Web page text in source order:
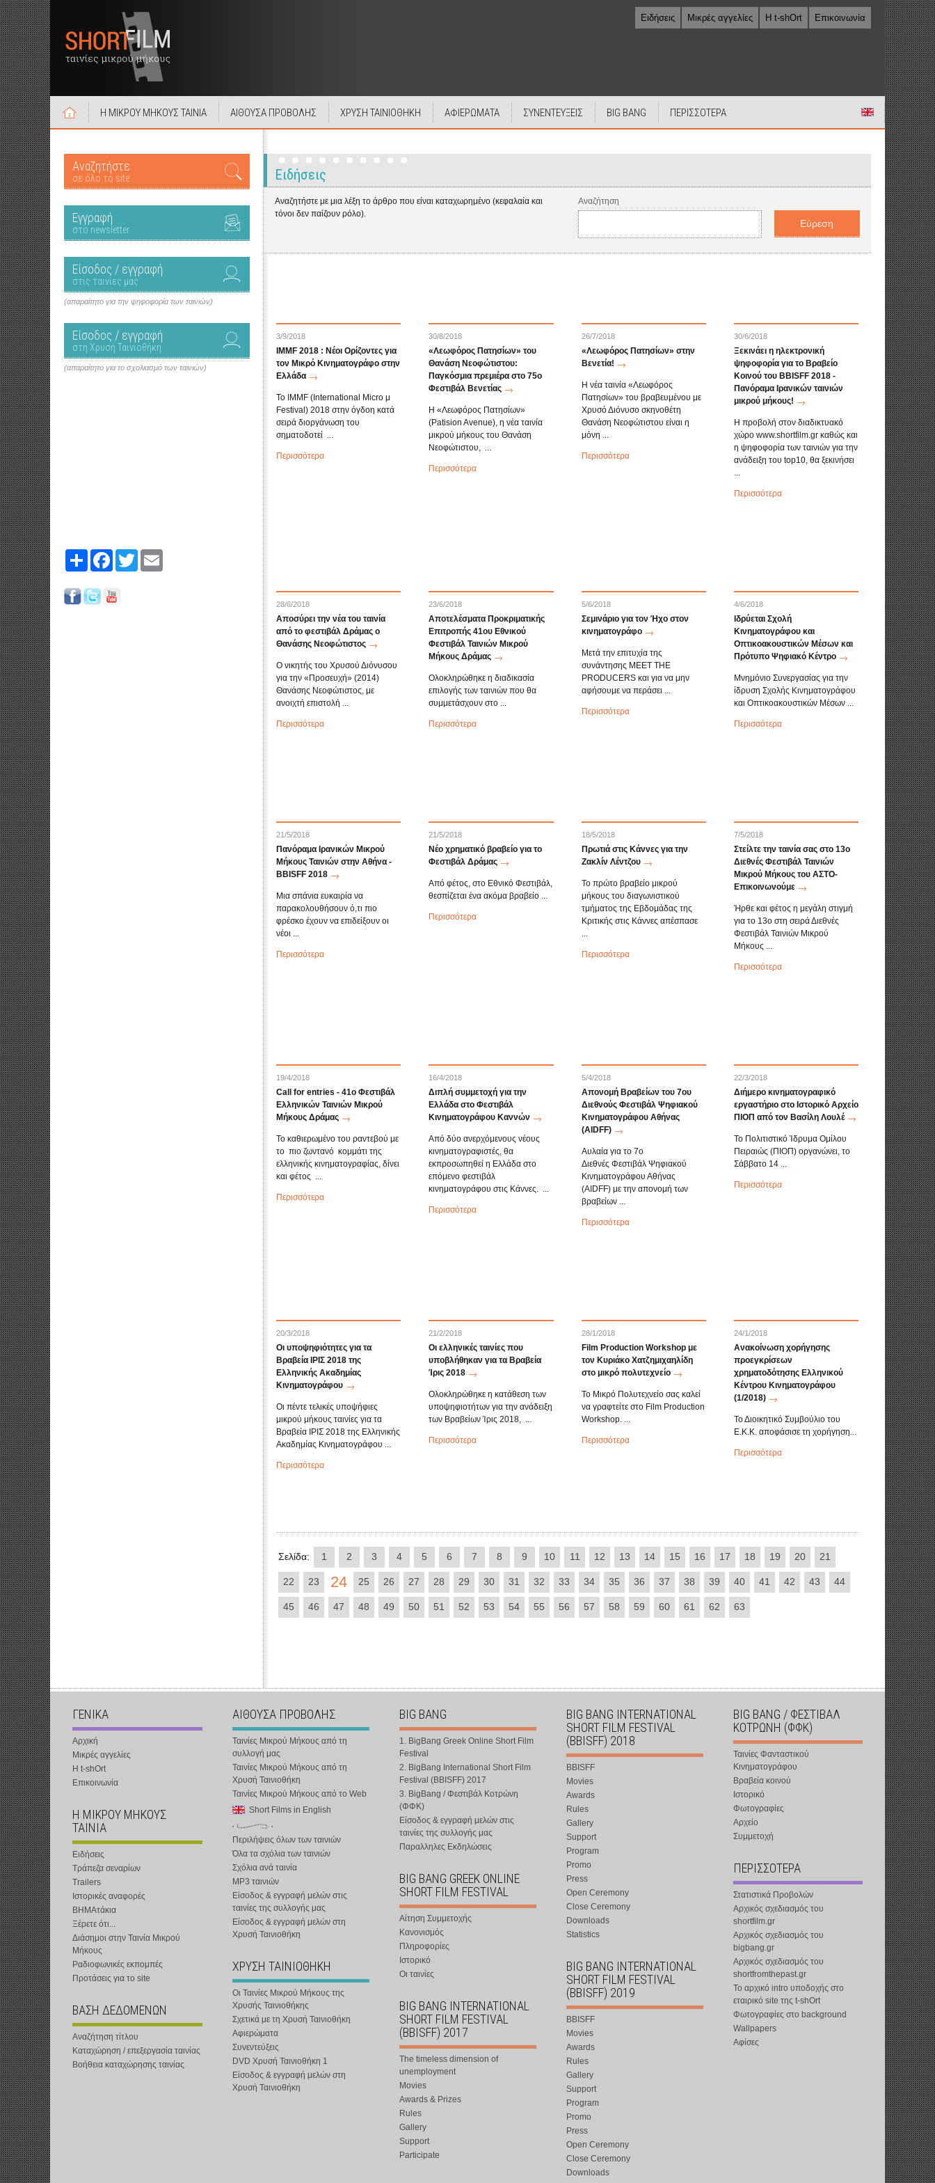
Ειδήσεις Μικρές αγγελίες Η t-shOrt Επικοινωνία
Η ΜΙΚΡΟΥ ΜΗΚΟΥΣ ΤΑΙΝΙΑ ΑΙΘΟΥΣΑ ΠΡΟΒΟΛΗΣ ΧΡΥΣΗ ΤΑΙΝΙΟΘΗΚΗ ΑΦΙΕΡΩΜΑΤΑ ΣΥΝΕΝΤΕΥΞΕΙΣ BIG BANG ΠΕΡΙΣΣΟΤΕΡΑ
Αναζητήστε
σε όλο το site
Εγγραφή
στο newsletter
Είσοδος / εγγραφή
στις ταινίες μας
(απαραίτητο για την ψηφοφορία των ταινιών)
Είσοδος / εγγραφή
στη Χρυσή Ταινιοθήκη
(απαραίτητο για το σχολιασμό των ταινιών)
Share FacebookTwitter
Ειδήσεις
Αναζητήστε με μια λέξη το άρθρο που είναι καταχωρημένο (κεφαλαία και
τόνοι δεν παίζουν ρόλο).
Αναζήτηση
3/9/2018
IMMF 2018 : Νέοι Ορίζοντες για
τον Μικρό Κινηματογράφο στην
Ελλάδα
Το IMMF (International Micro μ
Festival) 2018 στην όγδοη κατά
σειρά διοργάνωση του
σηματοδοτεί ...
Περισσότερα
30/8/2018
«Λεωφόρος Πατησίων» του
Θανάση Νεοφώτιστου:
Παγκόσμια πρεμιέρα στο 75ο
Φεστιβάλ Βενετίας
Η «Λεωφόρος Πατησίων»
(Patision Avenue), η νέα ταινία
μικρού μήκους του Θανάση
Νεοφώτιστου, ...
Περισσότερα
26/7/2018
«Λεωφόρος Πατησίων» στην
Βενετία!
Η νέα ταινία «Λεωφόρος
Πατησίων» του βραβευμένου με
Χρυσό Διόνυσο σκηνοθέτη
Θανάση Νεοφώτιστου είναι η
μόνη ...
Περισσότερα
30/6/2018
Ξεκινάει η ηλεκτρονική
ψηφοφορία για το Βραβείο
Κοινού του BBISFF 2018 -
Πανόραμα Ιρανικών ταινιών
μικρού μήκους!
Η προβολή στον διαδικτυακό
χώρο www.shortfilm.gr καθώς και
η ψηφοφορία των ταινιών για την
ανάδειξη του top10, θα ξεκινήσει
...
Περισσότερα
28/6/2018
Αποσύρει την νέα του ταινία
από το φεστιβάλ Δράμας ο
Θανάσης Νεοφώτιστος
Ο νικητής του Χρυσού Διόνυσου
για την «Προσευχή» (2014)
Θανάσης Νεοφώτιστος, με
ανοιχτή επιστολή ...
Περισσότερα
23/6/2018
Αποτελέσματα Προκριματικής
Επιτροπής 41ου Εθνικού
Φεστιβάλ Ταινιών Μικρού
Μήκους Δράμας
Ολοκληρώθηκε η διαδικασία
επιλογής των ταινιών που θα
συμμετάσχουν στο ...
Περισσότερα
5/6/2018
Σεμινάριο για τον Ήχο στον
κινηματογράφο
Μετά την επιτυχία της
συνάντησης MEET THE
PRODUCERS και για να μην
αφήσουμε να περάσει ...
Περισσότερα
4/6/2018
Ιδρύεται Σχολή
Κινηματογράφου και
Οπτικοακουστικών Μέσων και
Πρότυπο Ψηφιακό Κέντρο
Μνημόνιο Συνεργασίας για την
ίδρυση Σχολής Κινηματογράφου
και Οπτικοακουστικών Μέσων ...
Περισσότερα
21/5/2018
Πανόραμα Ιρανικών Μικρού
Μήκους Ταινιών στην Αθήνα -
BBISFF 2018
Μια σπάνια ευκαιρία να
παρακολουθήσουν ό,τι πιο
φρέσκο έχουν να επιδείξουν οι
νέοι ...
Περισσότερα
21/5/2018
Νέο χρηματικό βραβείο για το
Φεστιβάλ Δράμας
Aπό φέτος, στο Εθνικό Φεστιβάλ,
θεσπίζεται ένα ακόμα βραβείο ...
Περισσότερα
18/5/2018
Πρωτιά στις Κάννες για την
Ζακλίν Λέντζου
Το πρώτο βραβείο μικρού
μήκους του διαγωνιστικού
τμήματος της Εβδομάδας της
Κριτικής στις Κάννες απέσπασε
...
Περισσότερα
7/5/2018
Στείλτε την ταινία σας στο 13ο
Διεθνές Φεστιβάλ Ταινιών
Μικρού Μήκους του ΑΣΤΟ-
Επικοινωνούμε
Ήρθε και φέτος η μεγάλη στιγμή
για το 13ο στη σειρά Διεθνές
Φεστιβάλ Ταινιών Μικρού
Μήκους ...
Περισσότερα
19/4/2018
Call for entries - 41o Φεστιβάλ
Ελληνικών Ταινιών Μικρού
Μήκους Δράμας
Το καθιερωμένο του ραντεβού με
το πιο ζωντανό κομμάτι της
ελληνικής κινηματογραφίας, δίνει
και φέτος ...
Περισσότερα
16/4/2018
Διπλή συμμετοχή για την
Ελλάδα στο Φεστιβάλ
Κινηματογράφου Καννών
Από δύο ανερχόμενους νέους
κινηματογραφιστές, θα
εκπροσωπηθεί η Ελλάδα στο
επόμενο φεστιβάλ
κινηματογράφου στις Κάννες. ...
Περισσότερα
5/4/2018
Απονομή Βραβείων του 7ου
Διεθνούς Φεστιβάλ Ψηφιακού
Κινηματογράφου Αθήνας
(AIDFF)
Αυλαία για το 7ο
Διεθνές Φεστιβάλ Ψηφιακού
Κινηματογράφου Αθήνας
(AIDFF) με την απονομή των
βραβείων ...
Περισσότερα
22/3/2018
Διήμερο κινηματογραφικό
εργαστήριο στο Ιστορικό Αρχείο
ΠΙΟΠ από τον Βασίλη Λουλέ
Το Πολιτιστικό Ίδρυμα Ομίλου
Πειραιώς (ΠΙΟΠ) οργανώνει, το
Σάββατο 14 ...
Περισσότερα
20/3/2018
Οι υποψηφιότητες για τα
Βραβεία ΙΡΙΣ 2018 της
Ελληνικής Ακαδημίας
Κινηματογράφου
Οι πέντε τελικές υποψήφιες
μικρού μήκους ταινίες για τα
Βραβεία ΙΡΙΣ 2018 της Ελληνικής
Ακαδημίας Κινηματογράφου ...
Περισσότερα
21/2/2018
Οι ελληνικές ταινίες που
υποβλήθηκαν για τα Βραβεία
Ίρις 2018
Ολοκληρώθηκε η κατάθεση των
υποψηφιοτήτων για την ανάδειξη
των Βραβείων Ίρις 2018, ...
Περισσότερα
28/1/2018
Film Production Workshop με
τον Κυριάκο Χατζημιχαηλίδη
στο μικρό πολυτεχνείο
Το Μικρό Πολυτεχνείο σας καλεί
να γραφτείτε στο Film Production
Workshop. ...
Περισσότερα
24/1/2018
Ανακοίνωση χορήγησης
προεγκρίσεων
χρηματοδότησης Ελληνικού
Κέντρου Κινηματογράφου
(1/2018)
Το Διοικητικό Συμβούλιο του
Ε.Κ.Κ. αποφάσισε τη χορήγηση...
Περισσότερα
Σελίδα: 1 2 3 4 5 6 7 8 9 10 11 12 13 14 15 16 17 18 19 20 21
22 23 24 25 26 27 28 29 30 31 32 33 34 35 36 37 38 39 40 41 42 43 44
45 46 47 48 49 50 51 52 53 54 55 56 57 58 59 60 61 62 63
ΓΕΝΙΚΑ
Αρχική
Μικρές αγγελίες
Η t-shOrt
Επικοινωνία
Η ΜΙΚΡΟΥ ΜΗΚΟΥΣ
ΤΑΙΝΙΑ
Ειδήσεις
Τράπεζα σεναρίων
Trailers
Ιστορικές αναφορές
ΒΗΜΑτάκια
Ξέρετε ότι...
Διάσημοι στην Ταινία Μικρού
Μήκους
Ραδιοφωνικές εκπομπές
Προτάσεις για το site
ΒΑΣΗ ΔΕΔΟΜΕΝΩΝ
Αναζήτηση τίτλου
Καταχώρηση / επεξεργασία ταινίας
Βοήθεια καταχώρησης ταινίας
ΑΙΘΟΥΣΑ ΠΡΟΒΟΛΗΣ
Ταινίες Μικρού Μήκους από τη
συλλογή μας
Ταινίες Μικρού Μήκους από τη
Χρυσή Ταινιοθήκη
Ταινίες Μικρού Μήκους από το Web
Short Films in English
Περιλήψεις όλων των ταινιών
Όλα τα σχόλια των ταινιών
Σχόλια ανά ταινία
MP3 ταινιών
Είσοδος & εγγραφή μελών στις
ταινίες της συλλογής μας
Είσοδος & εγγραφή μελών στη
Χρυσή Ταινιοθήκη
ΧΡΥΣΗ ΤΑΙΝΙΟΘΗΚΗ
Οι Ταινίες Μικρού Μήκους της
Χρυσής Ταινιοθήκης
Σχετικά με τη Χρυσή Ταινιοθήκη
Αφιερώματα
Συνεντεύξεις
DVD Χρυσή Ταινιοθήκη 1
Είσοδος & εγγραφή μελών στη
Χρυσή Ταινιοθήκη
BIG BANG
1. BigBang Greek Online Short Film
Festival
2. BigBang International Short Film
Festival (BBISFF) 2017
3. BigBang / Φεστιβάλ Κοτρώνη
(ΦΦΚ)
Είσοδος & εγγραφή μελών στις
ταινίες της συλλογής μας
Παραλληλες Εκδηλώσεις
BIG BANG GREEK ONLINE
SHORT FILM FESTIVAL
Αίτηση Συμμετοχής
Κανονισμός
Πληροφορίες
Ιστορικό
Οι ταινίες
BIG BANG INTERNATIONAL
SHORT FILM FESTIVAL
(BBISFF) 2017
The timeless dimension of
unemployment
Movies
Awards & Prizes
Rules
Gallery
Support
Participate
BIG BANG INTERNATIONAL
SHORT FILM FESTIVAL
(BBISFF) 2018
BBISFF
Movies
Awards
Rules
Gallery
Support
Program
Promo
Press
Open Ceremony
Close Ceremony
Downloads
Statistics
BIG BANG INTERNATIONAL
SHORT FILM FESTIVAL
(BBISFF) 2019
BBISFF
Movies
Awards
Rules
Gallery
Support
Program
Promo
Press
Open Ceremony
Close Ceremony
Downloads
BIG BANG / ΦΕΣΤΙΒΑΛ
ΚΟΤΡΩΝΗ (ΦΦΚ)
Ταινίες Φανταστικού
Κινηματογράφου
Βραβεία κοινού
Ιστορικό
Φωτογραφίες
Αρχείο
Συμμετοχή
ΠΕΡΙΣΣΟΤΕΡΑ
Στατιστικά Προβολών
Αρχικός σχεδιασμός του
shortfilm.gr
Αρχικός σχεδιασμός του
bigbang.gr
Αρχικός σχεδιασμός του
shortfromthepast.gr
Το αρχικό intro υποδοχής στο
εταιρικό site της t-shOrt
Φωτογραφίες στο background
Wallpapers
Αφίσες